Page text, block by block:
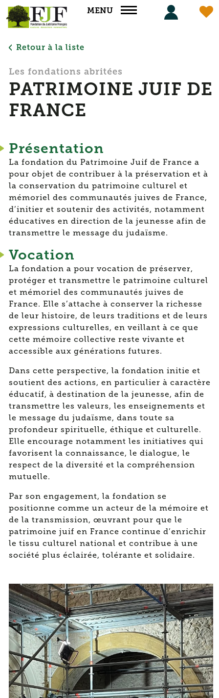
MENU
Retour à la liste
Les fondations abritées
PATRIMOINE JUIF DE
FRANCE
Présentation
La fondation du Patrimoine Juif de France a
pour objet de contribuer à la préservation et à
la conservation du patrimoine culturel et
mémoriel des communautés juives de France,
d’initier et soutenir des activités, notamment
éducatives en direction de la jeunesse afin de
transmettre le message du judaïsme.
Vocation
La fondation a pour vocation de préserver,
protéger et transmettre le patrimoine culturel
et mémoriel des communautés juives de
France. Elle s’attache à conserver la richesse
de leur histoire, de leurs traditions et de leurs
expressions culturelles, en veillant à ce que
cette mémoire collective reste vivante et
accessible aux générations futures.
Dans cette perspective, la fondation initie et
soutient des actions, en particulier à caractère
éducatif, à destination de la jeunesse, afin de
transmettre les valeurs, les enseignements et
le message du judaïsme, dans toute sa
profondeur spirituelle, éthique et culturelle.
Elle encourage notamment les initiatives qui
favorisent la connaissance, le dialogue, le
respect de la diversité et la compréhension
mutuelle.
Par son engagement, la fondation se
positionne comme un acteur de la mémoire et
de la transmission, œuvrant pour que le
patrimoine juif en France continue d’enrichir
le tissu culturel national et contribue à une
société plus éclairée, tolérante et solidaire.
Panneau de gestion des cookies